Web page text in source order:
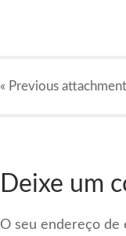
« Previous attachment
Deixe um
O seu endereço de